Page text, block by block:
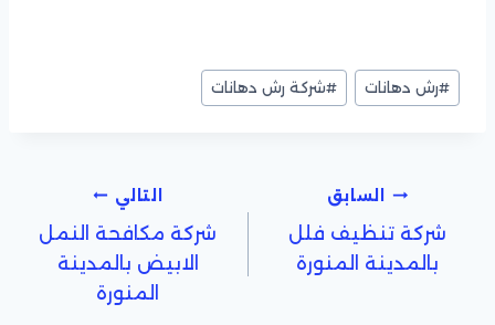
وسوم
المقال:
#رش دهانات #
تصفّح
المقالات
السابق
شركة تنظيف فلل
بالمدينة المنورة
التالي
شركة مكافحة النمل
الابيض بالمدينة
المنورة